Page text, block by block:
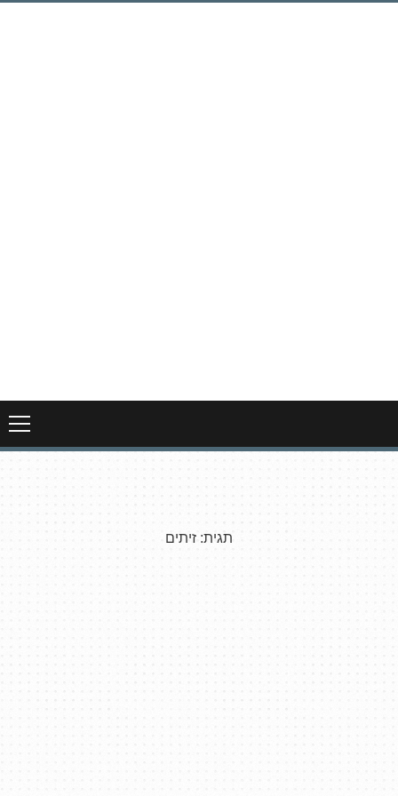
לדלג
תגית: זיתים